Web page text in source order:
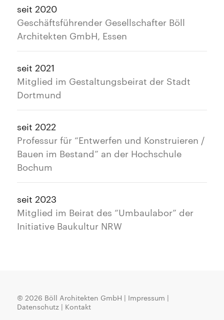
seit 2020
Geschäftsführender Gesellschafter Böll
Architekten GmbH, Essen
seit 2021
Mitglied im Gestaltungsbeirat der Stadt
Dortmund
seit 2022
Professur für “Entwerfen und Konstruieren /
Bauen im Bestand” an der Hochschule
Bochum
seit 2023
Mitglied im Beirat des “Umbaulabor” der
Initiative Baukultur NRW
© 2026 Böll Architekten GmbH | Impressum |
Datenschutz | Kontakt